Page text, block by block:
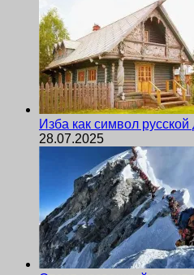
Изба как символ
28.07.2025